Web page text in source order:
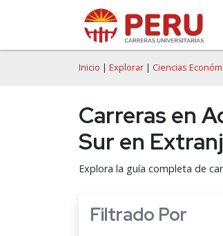
Inicio | Explorar | Ciencias
Carreras en
Sur en
Explora la guía completa de
Filtrado Por